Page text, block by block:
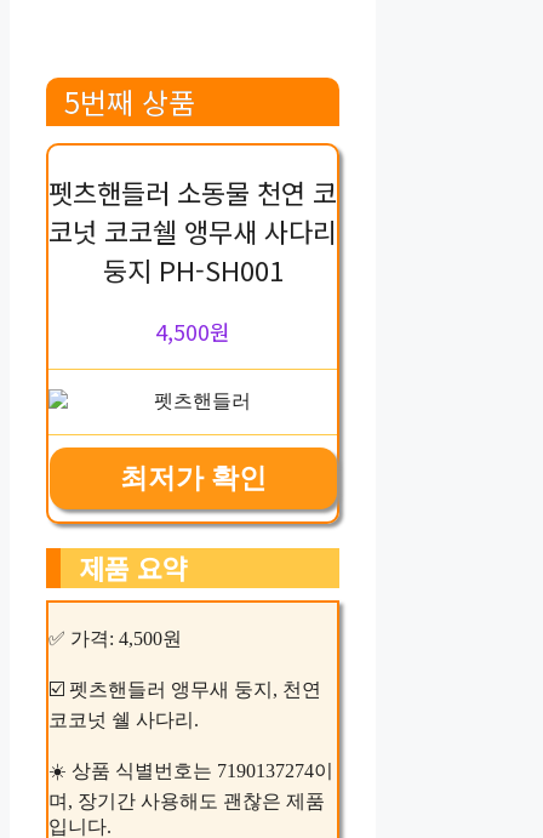
5번째 상품
펫츠핸들러 소동물 천연 코
코넛 코코쉘 앵무새 사다리
둥지 PH-SH001
4,500원
최저가 확인
제품 요약
✅ 가격: 4,500원
☑️ 펫츠핸들러 앵무새 둥지, 천연
코코넛 쉘 사다리.
☀️ 상품 식별번호는 7190137274이
며, 장기간 사용해도 괜찮은 제품
입니다.